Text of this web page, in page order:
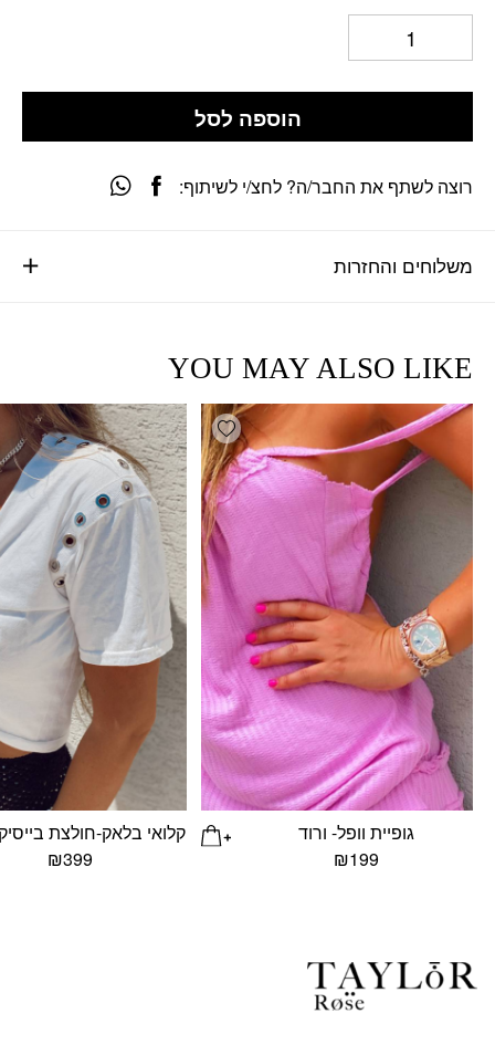
הוספה לסל
משלוחים והחזרות
רוצה לשתף את החבר/ה? לחצ/י לשיתוף:
YOU MAY ALSO LIKE
Add wishlist
גופיית וופל- ורוד
₪199
קלואי בלאק-חולצת
₪399